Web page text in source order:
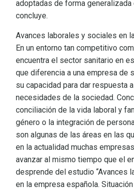
adoptadas de forma generalizada
concluye.
Avances laborales y sociales en
En un entorno tan competitivo
encuentra el sector sanitario en
que diferencia a una empresa de
su capacidad para dar respuesta
necesidades de la sociedad.
conciliación de la vida laboral y
género o la integración de
son algunas de las áreas en las
en la actualidad muchas
avanzar al mismo tiempo que el
desprende del estudio “Avances
en la empresa española.